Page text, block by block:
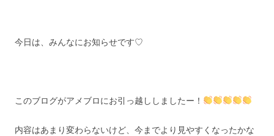
今日は、みんなにお知らせです♡
このブログがアメブロにお引っ越ししましたー！
内容はあまり変わらないけど、今までより見やすくなったかな